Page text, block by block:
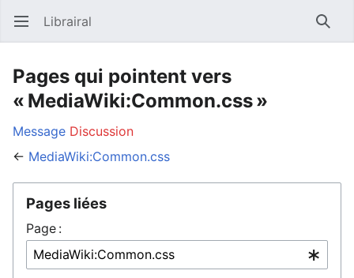
Ouvrir le menu principal Librairal
Pages qui pointent vers
« MediaWiki:Common.css »
Message Discussion
← MediaWiki:Common.css
Pages liées
Page :